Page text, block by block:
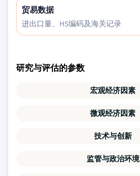
贸易数据
进出口量、HS编码及海关记录
研究与评估的参数
宏观经济因素
微观经济因素
技术与创新
监管与政治环境